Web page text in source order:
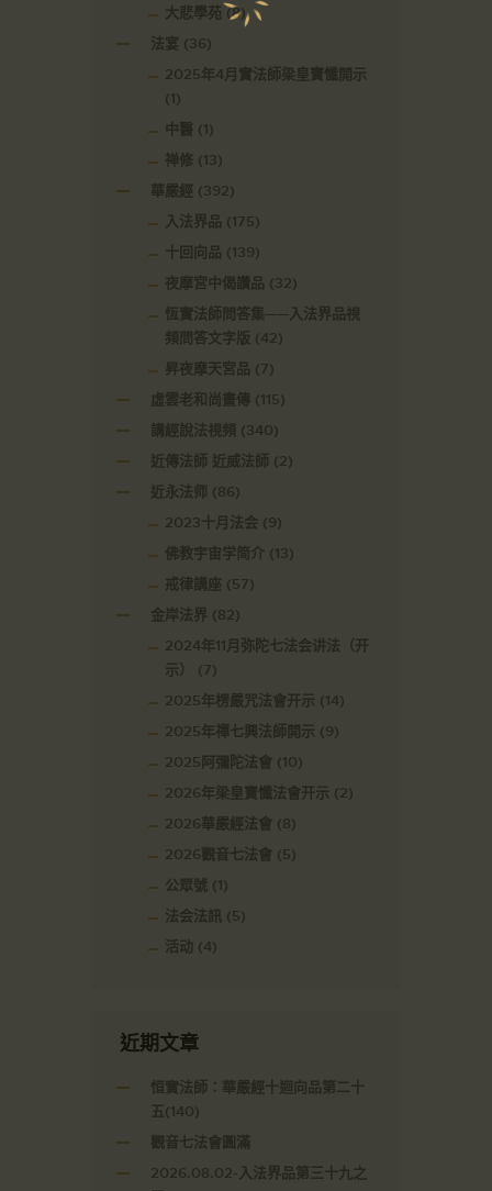
大悲學苑 (8)
法宴 (36)
2025年4月實法師梁皇寶懺開示
(1)
中醫 (1)
禅修 (13)
華嚴經 (392)
入法界品 (175)
十回向品 (139)
夜摩宮中偈讚品 (32)
恆實法師問答集——入法界品視
頻問答文字版 (42)
昇夜摩天宮品 (7)
虛雲老和尚畫傳 (115)
講經說法視頻
(340)
近傳法師 近威法師 (2)
近永法师 (86)
2023十月法会 (9)
佛教宇宙学简介 (13)
戒律講座 (57)
金岸法界 (82)
2024年11月弥陀七法会讲法（开
示）
(7)
2025年楞嚴咒法會开示 (14)
2025年禪七興法師開示 (9)
2025阿彌陀法會 (10)
2026年梁皇寶懺法會开示 (2)
2026華嚴經法會 (8)
2026觀音七法會 (5)
公眾號 (1)
法会法訊 (5)
活动 (4)
近期文章
恒實法師：華嚴經十迴向品第二十
五(140)
觀音七法會圓滿
2026.08.02-入法界品第三十九之